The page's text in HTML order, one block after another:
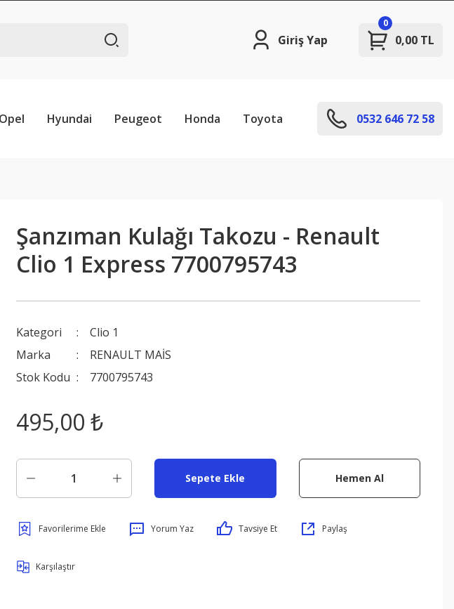
Giriş Yap 0,00 TL
0
Opel Hyundai Peugeot Honda Toyota 0532 646 72 58
Şanzıman Kulağı Takozu - Renault
Clio 1 Express 7700795743
Kategori
Clio 1
Marka
RENAULT MAİS
Stok Kodu
7700795743
495,00 ₺
Sepete Ekle Hemen Al
Yorum Yaz Tavsiye Et Paylaş
Karşılaştır